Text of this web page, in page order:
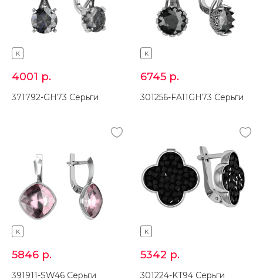
K
4001 р.
371792-GH73 Серьги
K
6745 р.
301256-FA11GH73 Серьги
K
5846 р.
391911-SW46 Серьги
K
5342 р.
301224-KT94 Серьги